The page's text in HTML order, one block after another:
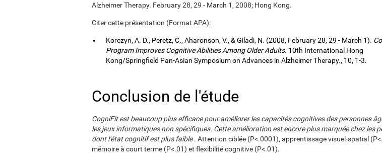
Alzheimer Therapy. February 28, 29 - March 1, 2008; Hong Kong.
Citer cette présentation (Format APA):
Korczyn, A. D., Peretz, C., Aharonson, V., & Giladi, N. (2008, February 28, 29 - March 1).
Program Improves Cognitive Abilities Among Older Adults. 10th International Hong
Kong/Springfield Pan-Asian Symposium on Advances in Alzheimer Therapy., 10, 1-3.
Conclusion de l'étude
CogniFit est beaucoup plus efficace pour améliorer les capacités cognitives des personnes
les jeux informatiques non spécifiques. Cette amélioration est encore plus marquée chez les
dont l'état cognitif est plus faible. Attention ciblée (P<.0001), apprentissage visuel-spatial
mémoire à court terme (P<.01) et flexibilité cognitive (P<.01).